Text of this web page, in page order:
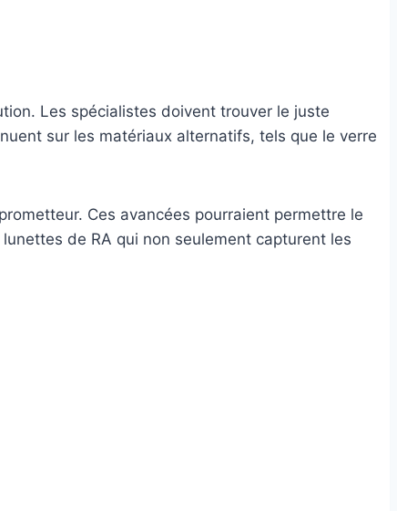
Les spécialistes doivent trouver le juste
sur les matériaux alternatifs, tels que le verre
Ces avancées pourraient permettre le
de RA qui non seulement capturent les